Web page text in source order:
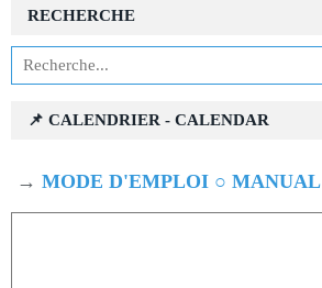
RECHERCHE
📌 CALENDRIER - CALENDAR
→ MODE D'EMPLOI ○ MANUAL